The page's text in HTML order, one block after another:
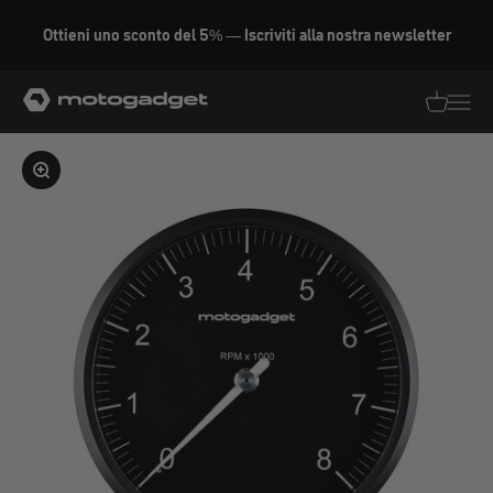
Ottieni uno sconto del 5% — Iscriviti alla nostra newsletter
motogadget GmbH
Ingrandire l'immagine